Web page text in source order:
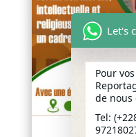
Let's
Pour
de nous
Tel: